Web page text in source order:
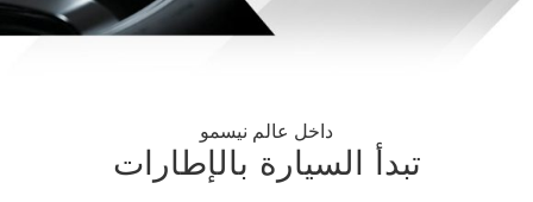
تبدأ السيارة بالإطارات
داخل عالم نيسمو